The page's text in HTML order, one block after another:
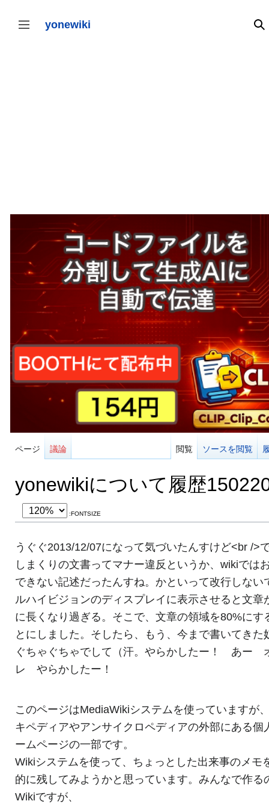
テ
サイドバーの切り替え yonewiki 検
ページ 議論 閲覧 ソースを閲覧
yonewikiについて履歴
:FONTSIZE
うぐぐ2013/12/07になって気づいたんすけど<br />
しまくりの文書ってマナー違反というか、wikiでは
できない記述だったんすね。かといって改行しない
ルハイビジョンのディスプレイに表示させると文章
に長くなり過ぎる。そこで、文章の領域を80%にす
とにしました。そしたら、もう、今まで書いてきた
ぐちゃぐちゃでして（汗。やらかしたー！ あー
レ やらかしたー！
このページはMediaWikiシステムを使っていますが
キペディアやアンサイクロペディアの外部にある個
ームページの一部です。
Wikiシステムを使って、ちょっとした出来事のメモ
的に残してみようかと思っています。みんなで作る
Wikiですが、